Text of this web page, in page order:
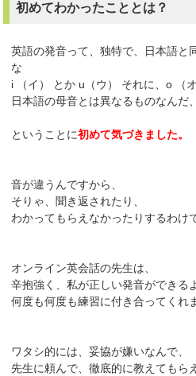
初めてわかったこととは？
英語の発音って、独特で、日本語と
な
i （イ） とか u（ウ） それに、o （
日本語の母音とは異なるものなんだ、
ということに初めて気づきました。
音が違うんですから、
そりゃ、聞き返されたり、
わかってもらえなかったりするわけ
オンライン英会話の先生は、
辛抱強く、私が正しい発音ができる
何度も何度も練習に付き合ってくれ
ワタシ的には、妥協が嫌いなんで、
先生に頼んで、徹底的に教えてもら